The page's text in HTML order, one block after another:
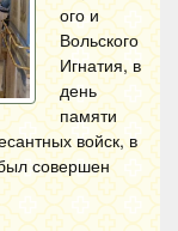
ого и
Вольского
Игнатия, в
день
памяти
войск, в
совершен